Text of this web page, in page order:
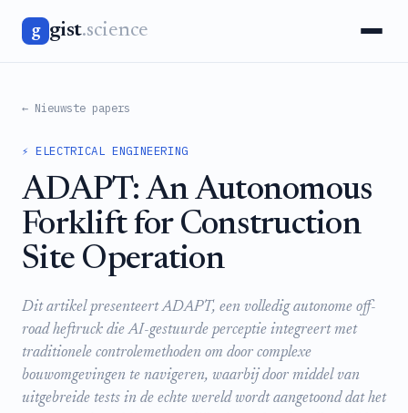
g gist.science
← Nieuwste papers
⚡ ELECTRICAL ENGINEERING
ADAPT: An Autonomous
Forklift for Construction
Site Operation
Dit artikel presenteert ADAPT, een volledig autonome off-
road heftruck die AI-gestuurde perceptie integreert met
traditionele controlemethoden om door complexe
bouwomgevingen te navigeren, waarbij door middel van
uitgebreide tests in de echte wereld wordt aangetoond dat het